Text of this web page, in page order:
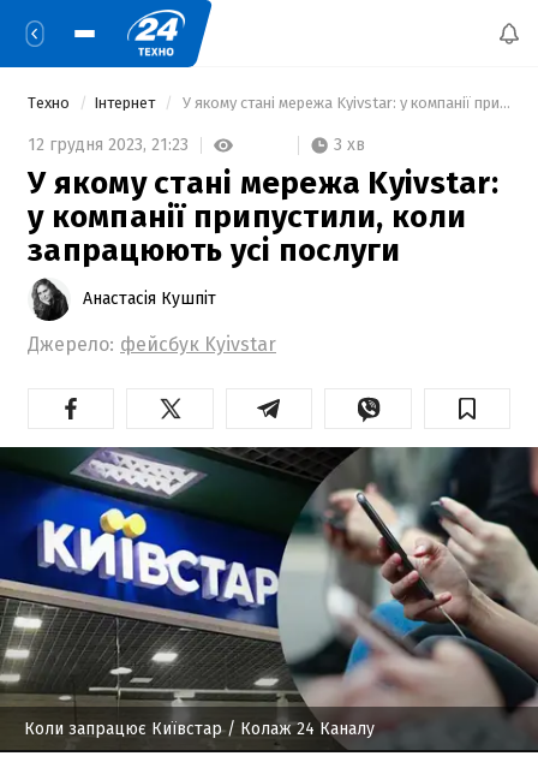
Техно Інтернет У якому стані мережа Kyivstar: у компанії припустили, коли запрацюють усі послуги
12 грудня 2023, 21:23 3 хв
У якому стані мережа Kyivstar:
у компанії припустили, коли
запрацюють усі послуги
Анастасія Кушпіт
Джерело: фейсбук Kyivstar
Коли запрацює Київстар/ Колаж 24 Каналу